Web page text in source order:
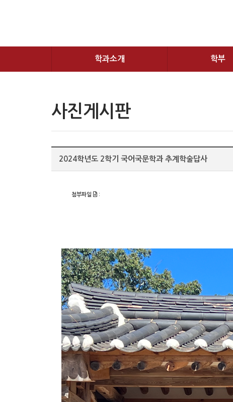
학과소개 학부
사진게시판
2024학년도 2학기 국어국문학과 추계학술답사
첨부파일 :